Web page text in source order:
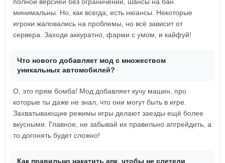
минимальны. Но, как всегда, есть нюансы. Некоторые
игроки жаловались на проблемы, но всё зависит от
сервера. Заходи аккуратно, фарми с умом, и кайфуй!
Что нового добавляет мод с множеством
уникальных автомобилей?
О, это прям бомба! Мод добавляет кучу машин, про
которые ты даже не знал, что они могут быть в игре.
Захватывающие режимы игры делают заезды ещё более
вкусными. Главное, не забывай их правильно апгрейдить, а
то догонять будет сложно!
Как правильно накатить апк, чтобы не слетели